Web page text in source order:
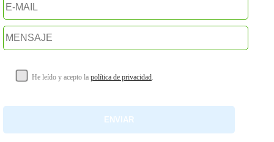
He leído y acepto la política de privacidad.